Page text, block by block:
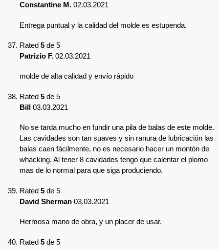
Constantine M. 02.03.2021
Entrega puntual y la calidad del molde es estupenda.
Rated 5 de 5
Patrizio F. 02.03.2021
molde de alta calidad y envío rápido
Rated 5 de 5
Bill 03.03.2021
No se tarda mucho en fundir una pila de balas de este molde.
Las cavidades son tan suaves y sin ranura de lubricación las
balas caen fácilmente, no es necesario hacer un montón de
whacking. Al tener 8 cavidades tengo que calentar el plomo
mas de lo normal para que siga produciendo.
Rated 5 de 5
David Sherman 03.03.2021
Hermosa mano de obra, y un placer de usar.
Rated 5 de 5